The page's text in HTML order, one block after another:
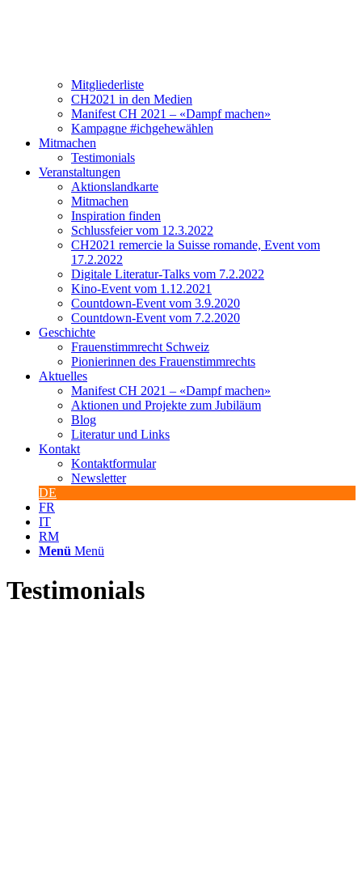
Mitgliederliste
CH2021 in den Medien
Manifest CH 2021 – «Dampf machen»
Kampagne #ichgehewählen
Mitmachen
Testimonials
Veranstaltungen
Aktionslandkarte
Mitmachen
Inspiration finden
Schlussfeier vom 12.3.2022
CH2021 remercie la Suisse romande, Event vom
17.2.2022
Digitale Literatur-Talks vom 7.2.2022
Kino-Event vom 1.12.2021
Countdown-Event vom 3.9.2020
Countdown-Event vom 7.2.2020
Geschichte
Frauenstimmrecht Schweiz
Pionierinnen des Frauenstimmrechts
Aktuelles
Manifest CH 2021 – «Dampf machen»
Aktionen und Projekte zum Jubiläum
Blog
Literatur und Links
Kontakt
Kontaktformular
Newsletter
DE
FR
IT
RM
Menü Menü
Testimonials